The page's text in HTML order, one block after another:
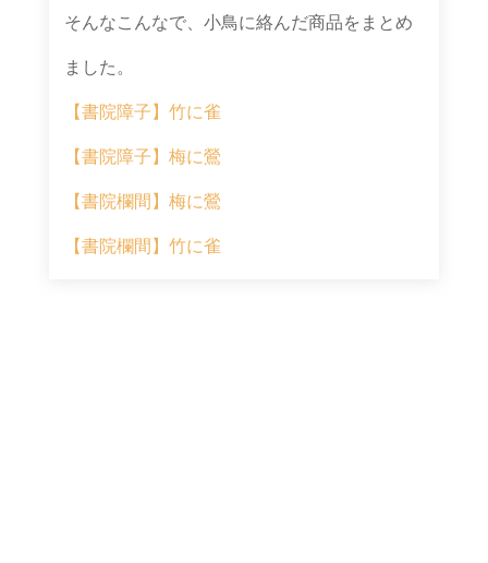
そんなこんなで、小鳥に絡んだ商品をまとめ
ました。
【書院障子】竹に雀
【書院障子】梅に鶯
【書院欄間】梅に鶯
【書院欄間】竹に雀